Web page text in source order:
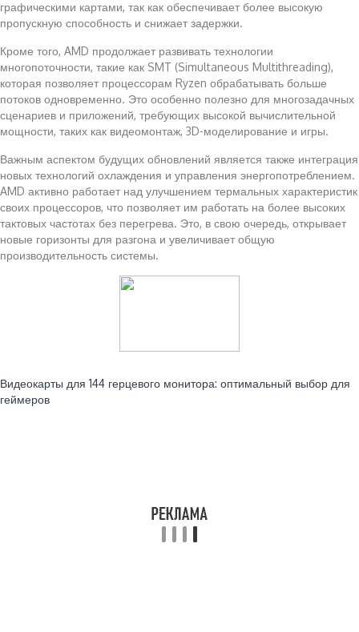
графическими картами, так как обеспечивает более высокую
пропускную способность и снижает задержки.
Кроме того, AMD продолжает развивать технологии
многопоточности, такие как SMT (Simultaneous Multithreading),
которая позволяет процессорам Ryzen обрабатывать больше
потоков одновременно. Это особенно полезно для многозадачных
сценариев и приложений, требующих высокой вычислительной
мощности, таких как видеомонтаж, 3D-моделирование и игры.
Важным аспектом будущих обновлений является также интеграция
новых технологий охлаждения и управления энергопотреблением.
AMD активно работает над улучшением термальных характеристик
своих процессоров, что позволяет им работать на более высоких
тактовых частотах без перегрева. Это, в свою очередь, открывает
новые горизонты для разгона и увеличивает общую
производительность системы.
Видеокарты для 144 герцевого монитора: оптимальный выбор для
геймеров